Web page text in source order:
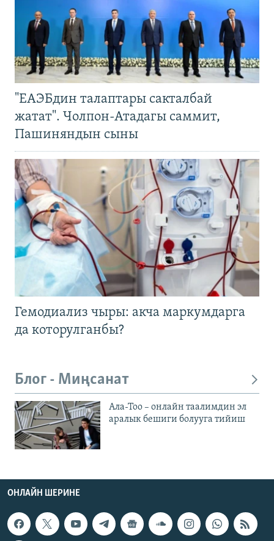
"ЕАЭБдин талаптары сакталбай
жатат". Чолпон-Атадагы саммит,
Пашиняндын сыны
Гемодиализ чыры: акча маркумдарга
да которулганбы?
Блог - Миңсанат
Ала-Тоо – онлайн таалимдин эл
аралык бешиги болууга тийиш
ОНЛАЙН ШЕРИНЕ